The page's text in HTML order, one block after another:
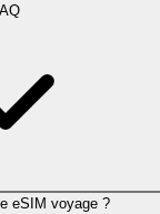
eSIM voyage ?